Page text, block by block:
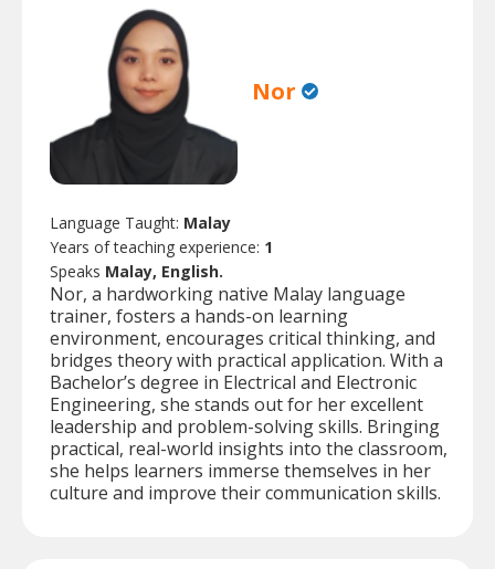
Nor
Language Taught: Malay
Years of teaching experience: 1
Speaks Malay, English.
Nor, a hardworking native Malay language
trainer, fosters a hands-on learning
environment, encourages critical thinking, and
bridges theory with practical application. With a
Bachelor’s degree in Electrical and Electronic
Engineering, she stands out for her excellent
leadership and problem-solving skills. Bringing
practical, real-world insights into the classroom,
she helps learners immerse themselves in her
culture and improve their communication skills.